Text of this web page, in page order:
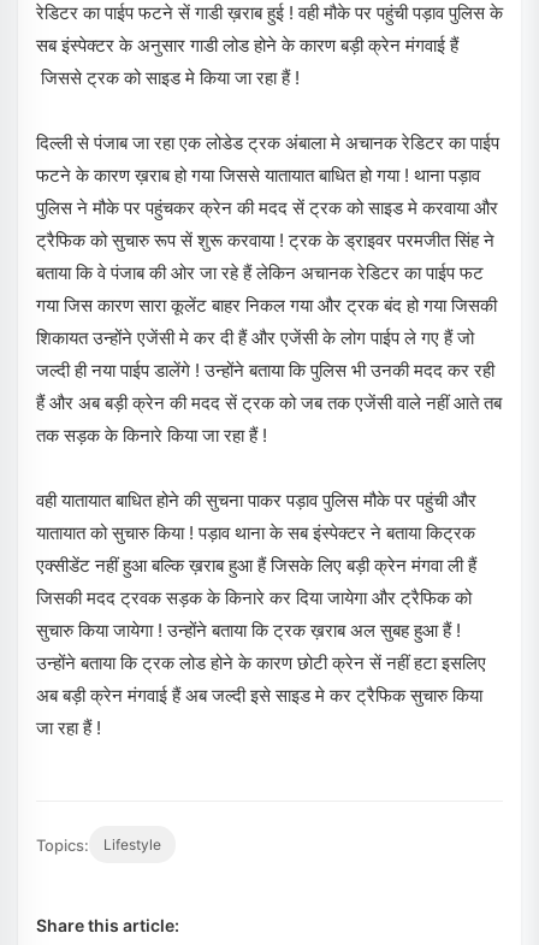
रेडिटर का पाईप फटने सें गाडी ख़राब हुई ! वही मौके पर पहुंची पड़ाव पुलिस के
सब इंस्पेक्टर के अनुसार गाडी लोड होने के कारण बड़ी क्रेन मंगवाई हैं
जिससे ट्रक को साइड मे किया जा रहा हैं !
दिल्ली से पंजाब जा रहा एक लोडेड ट्रक अंबाला मे अचानक रेडिटर का पाईप
फटने के कारण ख़राब हो गया जिससे यातायात बाधित हो गया ! थाना पड़ाव
पुलिस ने मौके पर पहुंचकर क्रेन की मदद सें ट्रक को साइड मे करवाया और
ट्रैफिक को सुचारु रूप सें शुरू करवाया ! ट्रक के ड्राइवर परमजीत सिंह ने
बताया कि वे पंजाब की ओर जा रहे हैं लेकिन अचानक रेडिटर का पाईप फट
गया जिस कारण सारा कूलेंट बाहर निकल गया और ट्रक बंद हो गया जिसकी
शिकायत उन्होंने एजेंसी मे कर दी हैं और एजेंसी के लोग पाईप ले गए हैं जो
जल्दी ही नया पाईप डालेंगे ! उन्होंने बताया कि पुलिस भी उनकी मदद कर रही
हैं और अब बड़ी क्रेन की मदद सें ट्रक को जब तक एजेंसी वाले नहीं आते तब
तक सड़क के किनारे किया जा रहा हैं !
वही यातायात बाधित होने की सुचना पाकर पड़ाव पुलिस मौके पर पहुंची और
यातायात को सुचारु किया ! पड़ाव थाना के सब इंस्पेक्टर ने बताया किट्रक
एक्सीडेंट नहीं हुआ बल्कि ख़राब हुआ हैं जिसके लिए बड़ी क्रेन मंगवा ली हैं
जिसकी मदद ट्रवक सड़क के किनारे कर दिया जायेगा और ट्रैफिक को
सुचारु किया जायेगा ! उन्होंने बताया कि ट्रक ख़राब अल सुबह हुआ हैं !
उन्होंने बताया कि ट्रक लोड होने के कारण छोटी क्रेन सें नहीं हटा इसलिए
अब बड़ी क्रेन मंगवाई हैं अब जल्दी इसे साइड मे कर ट्रैफिक सुचारु किया
जा रहा हैं !
Topics: Lifestyle
Share this article: